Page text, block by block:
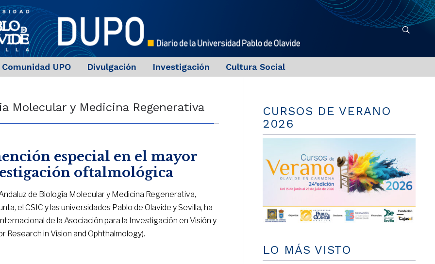
Comunidad UPO Divulgación Investigación Cultura Social
Molecular y Medicina Regenerativa
especial en el mayor
oftalmológica
de Biología Molecular y Medicina Regenerativa,
el CSIC y las universidades Pablo de Olavide y Sevilla, ha
de la Asociación para la Investigación en Visión y
Research in Vision and Ophthalmology).
CURSOS DE VERANO
2026
LO MÁS VISTO